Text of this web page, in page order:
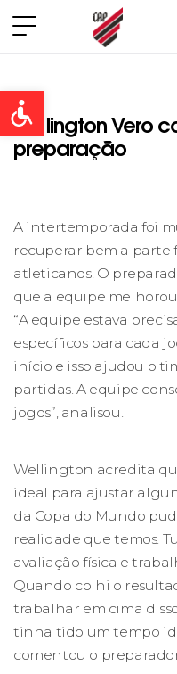
Open toolbar
Wellington Vero
preparação
A intertemporada foi
recuperar bem a parte
atleticanos. O
que a equipe
“A equipe estava
específicos para cada
início e isso ajudou o
partidas. A equipe
jogos”, analisou.
Wellington acredita
ideal para ajustar
da Copa do Mundo
realidade que temos.
avaliação física e
Quando colhi o
trabalhar em cima
tinha tido um tempo
comentou o